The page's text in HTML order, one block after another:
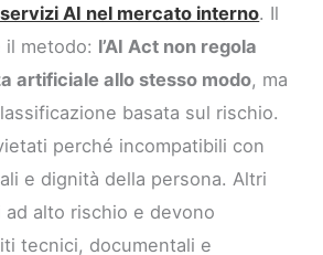
AI nel mercato interno. Il
il metodo: l’AI Act non regola
artificiale allo stesso modo, ma
basata sul rischio.
perché incompatibili con
e dignità della persona. Altri
alto rischio e devono
tecnici, documentali e